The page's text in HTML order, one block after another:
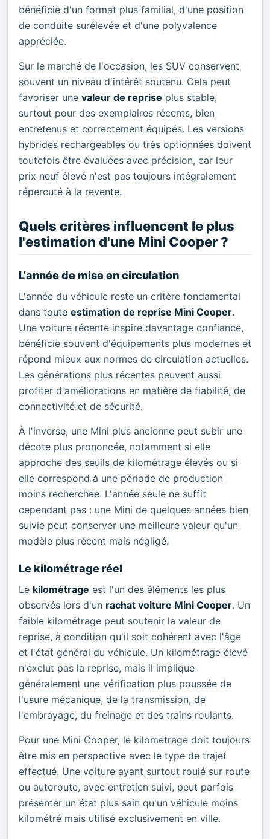
bénéficie d'un format plus familial, d'une position
de conduite surélevée et d'une polyvalence
appréciée.
Sur le marché de l'occasion, les SUV conservent
souvent un niveau d'intérêt soutenu. Cela peut
favoriser une valeur de reprise plus stable,
surtout pour des exemplaires récents, bien
entretenus et correctement équipés. Les versions
hybrides rechargeables ou très optionnées doivent
toutefois être évaluées avec précision, car leur
prix neuf élevé n'est pas toujours intégralement
répercuté à la revente.
Quels critères influencent le plus
l'estimation d'une Mini Cooper ?
L'année de mise en circulation
L'année du véhicule reste un critère fondamental
dans toute estimation de reprise Mini Cooper.
Une voiture récente inspire davantage confiance,
bénéficie souvent d'équipements plus modernes et
répond mieux aux normes de circulation actuelles.
Les générations plus récentes peuvent aussi
profiter d'améliorations en matière de fiabilité, de
connectivité et de sécurité.
À l'inverse, une Mini plus ancienne peut subir une
décote plus prononcée, notamment si elle
approche des seuils de kilométrage élevés ou si
elle correspond à une période de production
moins recherchée. L'année seule ne suffit
cependant pas : une Mini de quelques années bien
suivie peut conserver une meilleure valeur qu'un
modèle plus récent mais négligé.
Le kilométrage réel
Le kilométrage est l'un des éléments les plus
observés lors d'un rachat voiture Mini Cooper. Un
faible kilométrage peut soutenir la valeur de
reprise, à condition qu'il soit cohérent avec l'âge
et l'état général du véhicule. Un kilométrage élevé
n'exclut pas la reprise, mais il implique
généralement une vérification plus poussée de
l'usure mécanique, de la transmission, de
l'embrayage, du freinage et des trains roulants.
Pour une Mini Cooper, le kilométrage doit toujours
être mis en perspective avec le type de trajet
effectué. Une voiture ayant surtout roulé sur route
ou autoroute, avec entretien suivi, peut parfois
présenter un état plus sain qu'un véhicule moins
kilométré mais utilisé exclusivement en ville.